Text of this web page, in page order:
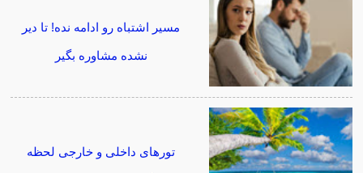
مسیر اشتباه رو ادامه نده! تا دیر
نشده مشاوره بگیر
تورهای داخلی و خارجی لحظه